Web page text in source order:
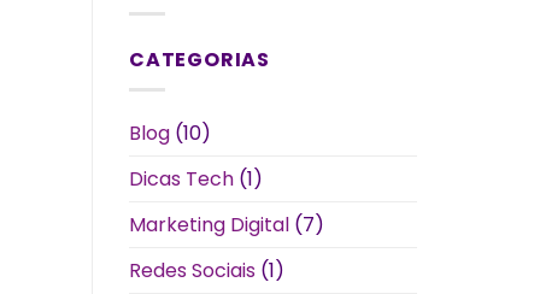
CATEGORIAS
Blog (10)
Dicas Tech (1)
Marketing Digital (7)
Redes Sociais (1)